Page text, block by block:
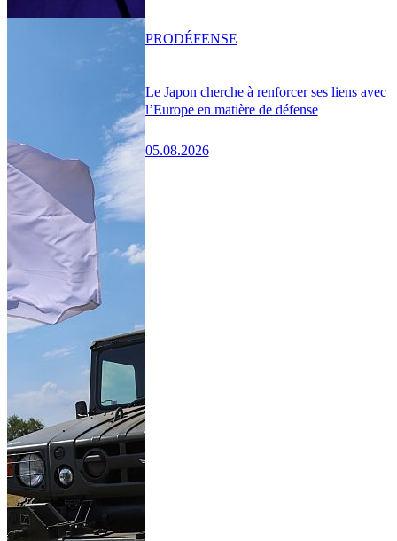
Le Japon cherche à renforcer ses liens avec
l’Europe en matière de défense
05.08.2026
PRODÉFENSE